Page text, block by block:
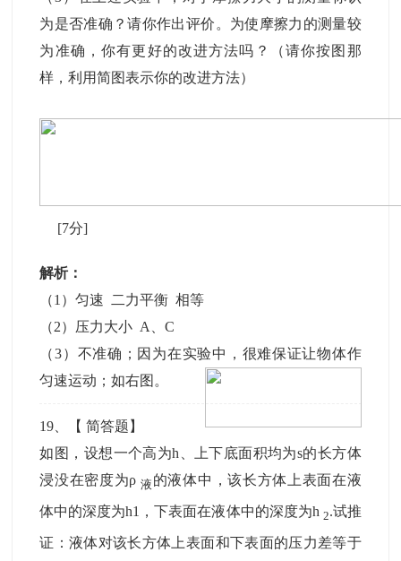
为是否准确？请你作出评价。为使摩擦力的测量较
为准确，你有更好的改进方法吗？（请你按图那
样，利用简图表示你的改进方法）
[7分]
解析：
（1）匀速 二力平衡 相等
（2）压力大小 A、C
（3）不准确；因为在实验中，很难保证让物体作
匀速运动；如右图。
19 、【简答题 】
如图，设想一个高为h、上下底面积均为s的长方体
浸没在密度为ρ液 的液体中，该长方体上表面在液
体中的深度为h1，下表面在液体中的深度为h 2.试推
证：液体对该长方体上表面和下表面的压力差等于